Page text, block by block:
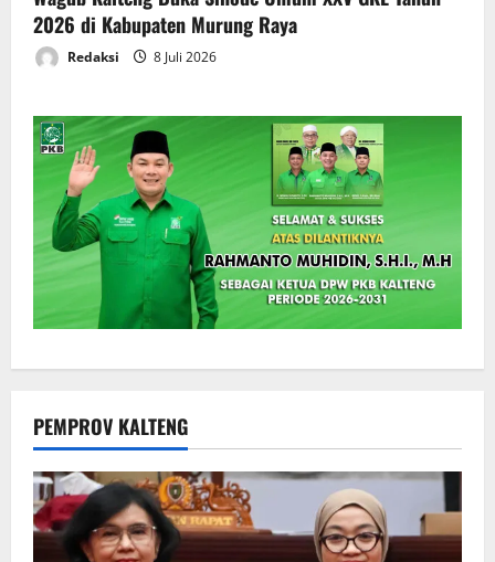
2026 di Kabupaten Murung Raya
Redaksi 8 Juli 2026
PEMPROV KALTENG